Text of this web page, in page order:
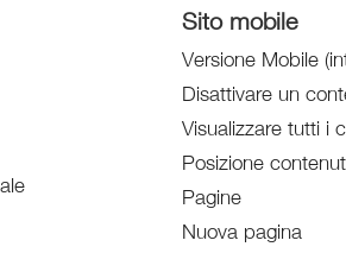
Sito mobile
Versione Mobile
Disattivare un
Visualizzare tutti i
Posizione
Pagine
Nuova pagina